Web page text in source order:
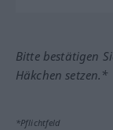
Bitte bestätigen
Häkchen setzen.*
*Pflichtfeld